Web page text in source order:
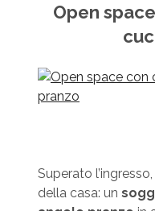
Open
Superato
della casa: un